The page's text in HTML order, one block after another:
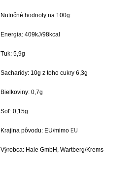
Nutričné hodnoty na 100g:
Energia: 409kJ/98kcal
Tuk: 5,9g
Sacharidy: 10g z toho cukry 6,3g
Bielkoviny: 0,7g
Soľ: 0,15g
Krajina pôvodu: EU/mimo EU
Výrobca: Hale GmbH, Wartberg/Krems